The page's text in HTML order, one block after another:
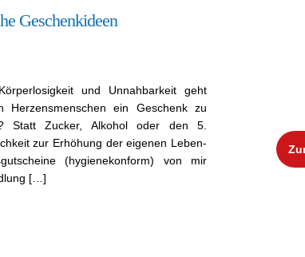
Geschenkideen
und Unnah­barkeit geht
ein Geschenk zu
Statt Zuck­er, Alko­hol oder den 5.
zur Erhöhung der eige­nen Leben­
(hygien­ekon­form) von mir
[…]